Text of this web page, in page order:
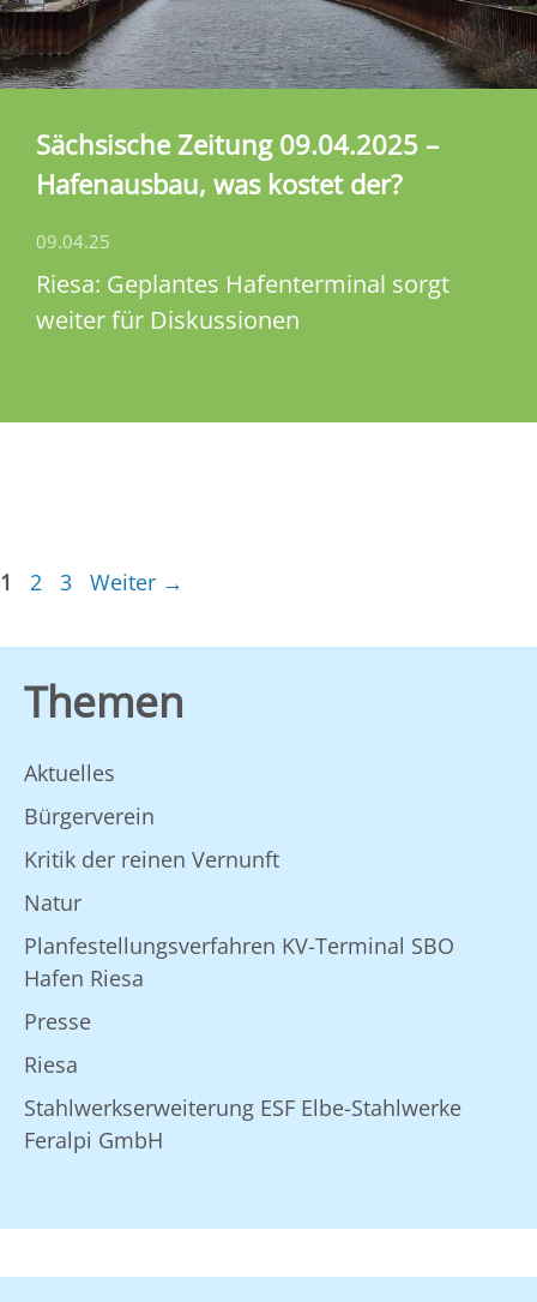
Sächsische Zeitung 09.04.2025 –
Hafenausbau, was kostet der?
09.04.25
Riesa: Geplantes Hafenterminal sorgt
weiter für Diskussionen
Seite
1 Seite
2 Seite
3 Weiter →
Themen
Aktuelles
Bürgerverein
Kritik der reinen Vernunft
Natur
Planfestellungsverfahren KV-Terminal SBO
Hafen Riesa
Presse
Riesa
Stahlwerkserweiterung ESF Elbe-Stahlwerke
Feralpi GmbH